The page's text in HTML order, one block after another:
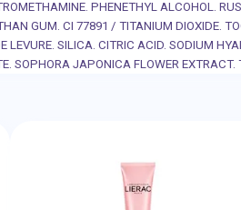
PHENETHYL ALCOHOL.
GUM. CI 77891 / TITANIUM DIOXIDE.
LEVURE. SILICA. CITRIC ACID. SODIUM
SOPHORA JAPONICA FLOWER